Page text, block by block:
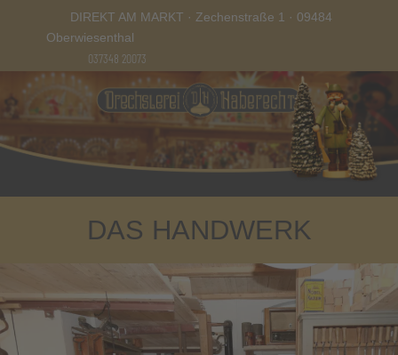
DIREKT AM MARKT · Zechenstraße 1 · 09484
Oberwiesenthal
037348 20073
DAS HANDWERK